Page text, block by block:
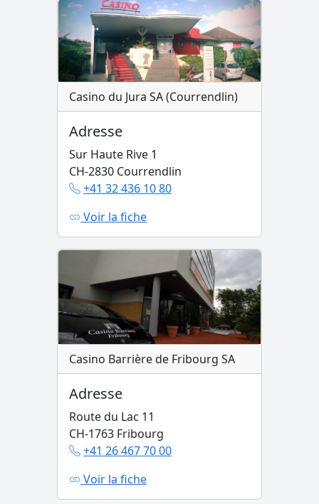
Casino du Jura SA (Courrendlin)
Adresse
Sur Haute Rive 1
CH-2830 Courrendlin
+41 32 436 10 80
Voir la fiche
Casino Barrière de Fribourg SA
Adresse
Route du Lac 11
CH-1763 Fribourg
+41 26 467 70 00
Voir la fiche